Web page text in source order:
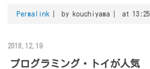
Permalink by kouchiyama at 13:25
2018.12.19
プログラミング・トイが人気